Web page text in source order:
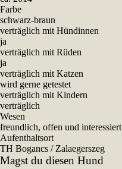
Farbe
schwarz-braun
verträglich mit Hündinnen
ja
verträglich mit Rüden
ja
verträglich mit Katzen
wird gerne getestet
verträglich mit Kindern
verträglich
Wesen
freundlich, offen und interessiert
Aufenthaltsort
TH Bogancs / Zalaegerszeg
Magst du diesen Hund